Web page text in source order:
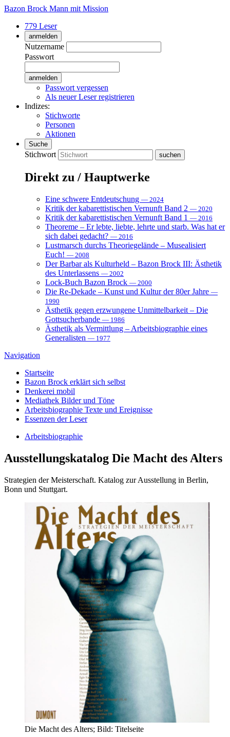
Bazon Brock Mann mit Mission
779 Leser
anmelden
Nutzername
Passwort
Passwort vergessen
Als neuer Leser registrieren
Indizes:
Stichworte
Personen
Aktionen
Suche
Stichwort
Direkt zu / Hauptwerke
Eine schwere Entdeutschung — 2024
Kritik der kabarettistischen Vernunft Band 2 — 2020
Kritik der kabarettistischen Vernunft Band 1 — 2016
Theoreme – Er lebte, liebte, lehrte und starb. Was hat er
sich dabei gedacht? — 2016
Lustmarsch durchs Theoriegelände – Musealisiert
Euch! — 2008
Der Barbar als Kulturheld – Bazon Brock III: Ästhetik
des Unterlassens — 2002
Lock-Buch Bazon Brock — 2000
Die Re-Dekade – Kunst und Kultur der 80er Jahre —
1990
Ästhetik gegen erzwungene Unmittelbarkeit – Die
Gottsucherbande — 1986
Ästhetik als Vermittlung – Arbeitsbiographie eines
Generalisten — 1977
Navigation
Startseite
Bazon Brock erklärt sich selbst
Denkerei mobil
Mediathek Bilder und Töne
Arbeitsbiographie Texte und Ereignisse
Essenzen der Leser
Arbeitsbiographie
Ausstellungskatalog Die Macht des Alters
Strategien der Meisterschaft. Katalog zur Ausstellung in Berlin,
Bonn und Stuttgart.
Die Macht des Alters; Bild: Titelseite